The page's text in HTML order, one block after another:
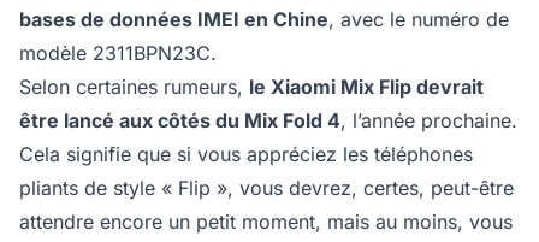
bases de données IMEI en Chine, avec le numéro de
modèle 2311BPN23C.
Selon certaines rumeurs, le Xiaomi Mix Flip devrait
être lancé aux côtés du Mix Fold 4, l’année prochaine.
Cela signifie que si vous appréciez les téléphones
pliants de style « Flip », vous devrez, certes, peut-être
attendre encore un petit moment, mais au moins, vous